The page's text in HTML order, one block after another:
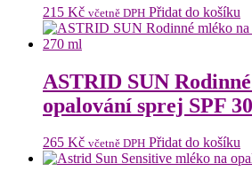
215 Kč včetně DPH Přidat do košíku
ASTRID SUN
opalování sprej SPF
265 Kč včetně DPH Přidat do košíku